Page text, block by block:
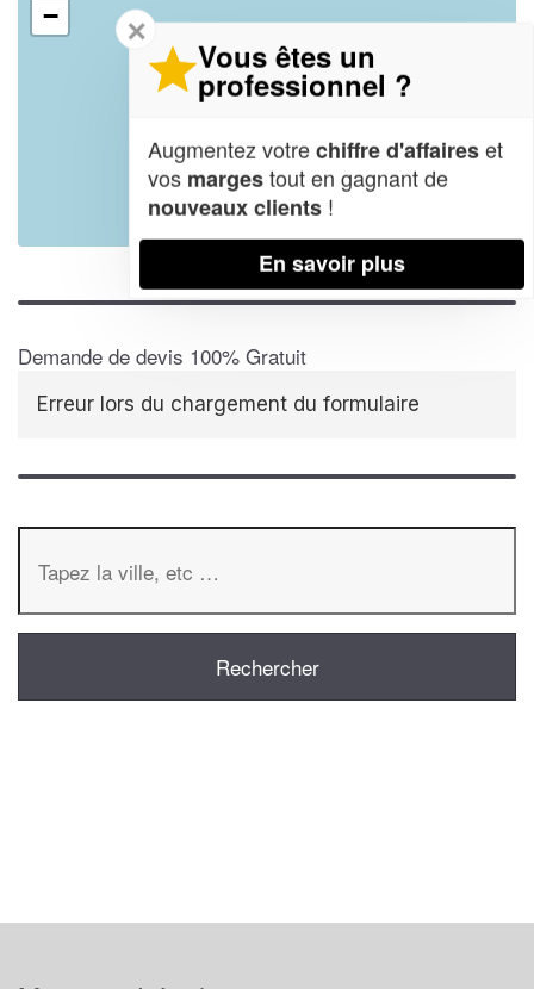
−
Leaflet| Map data ©OpenStreetMap contributors,CC-BY-SA
Demande de devis 100% Gratuit
Erreur lors du chargement du formulaire
✕
Vous êtes un
professionnel ?
Augmentez votrechiffre d'affaireset
vos margestout en gagnant de
nouveaux clients !
En savoir plus